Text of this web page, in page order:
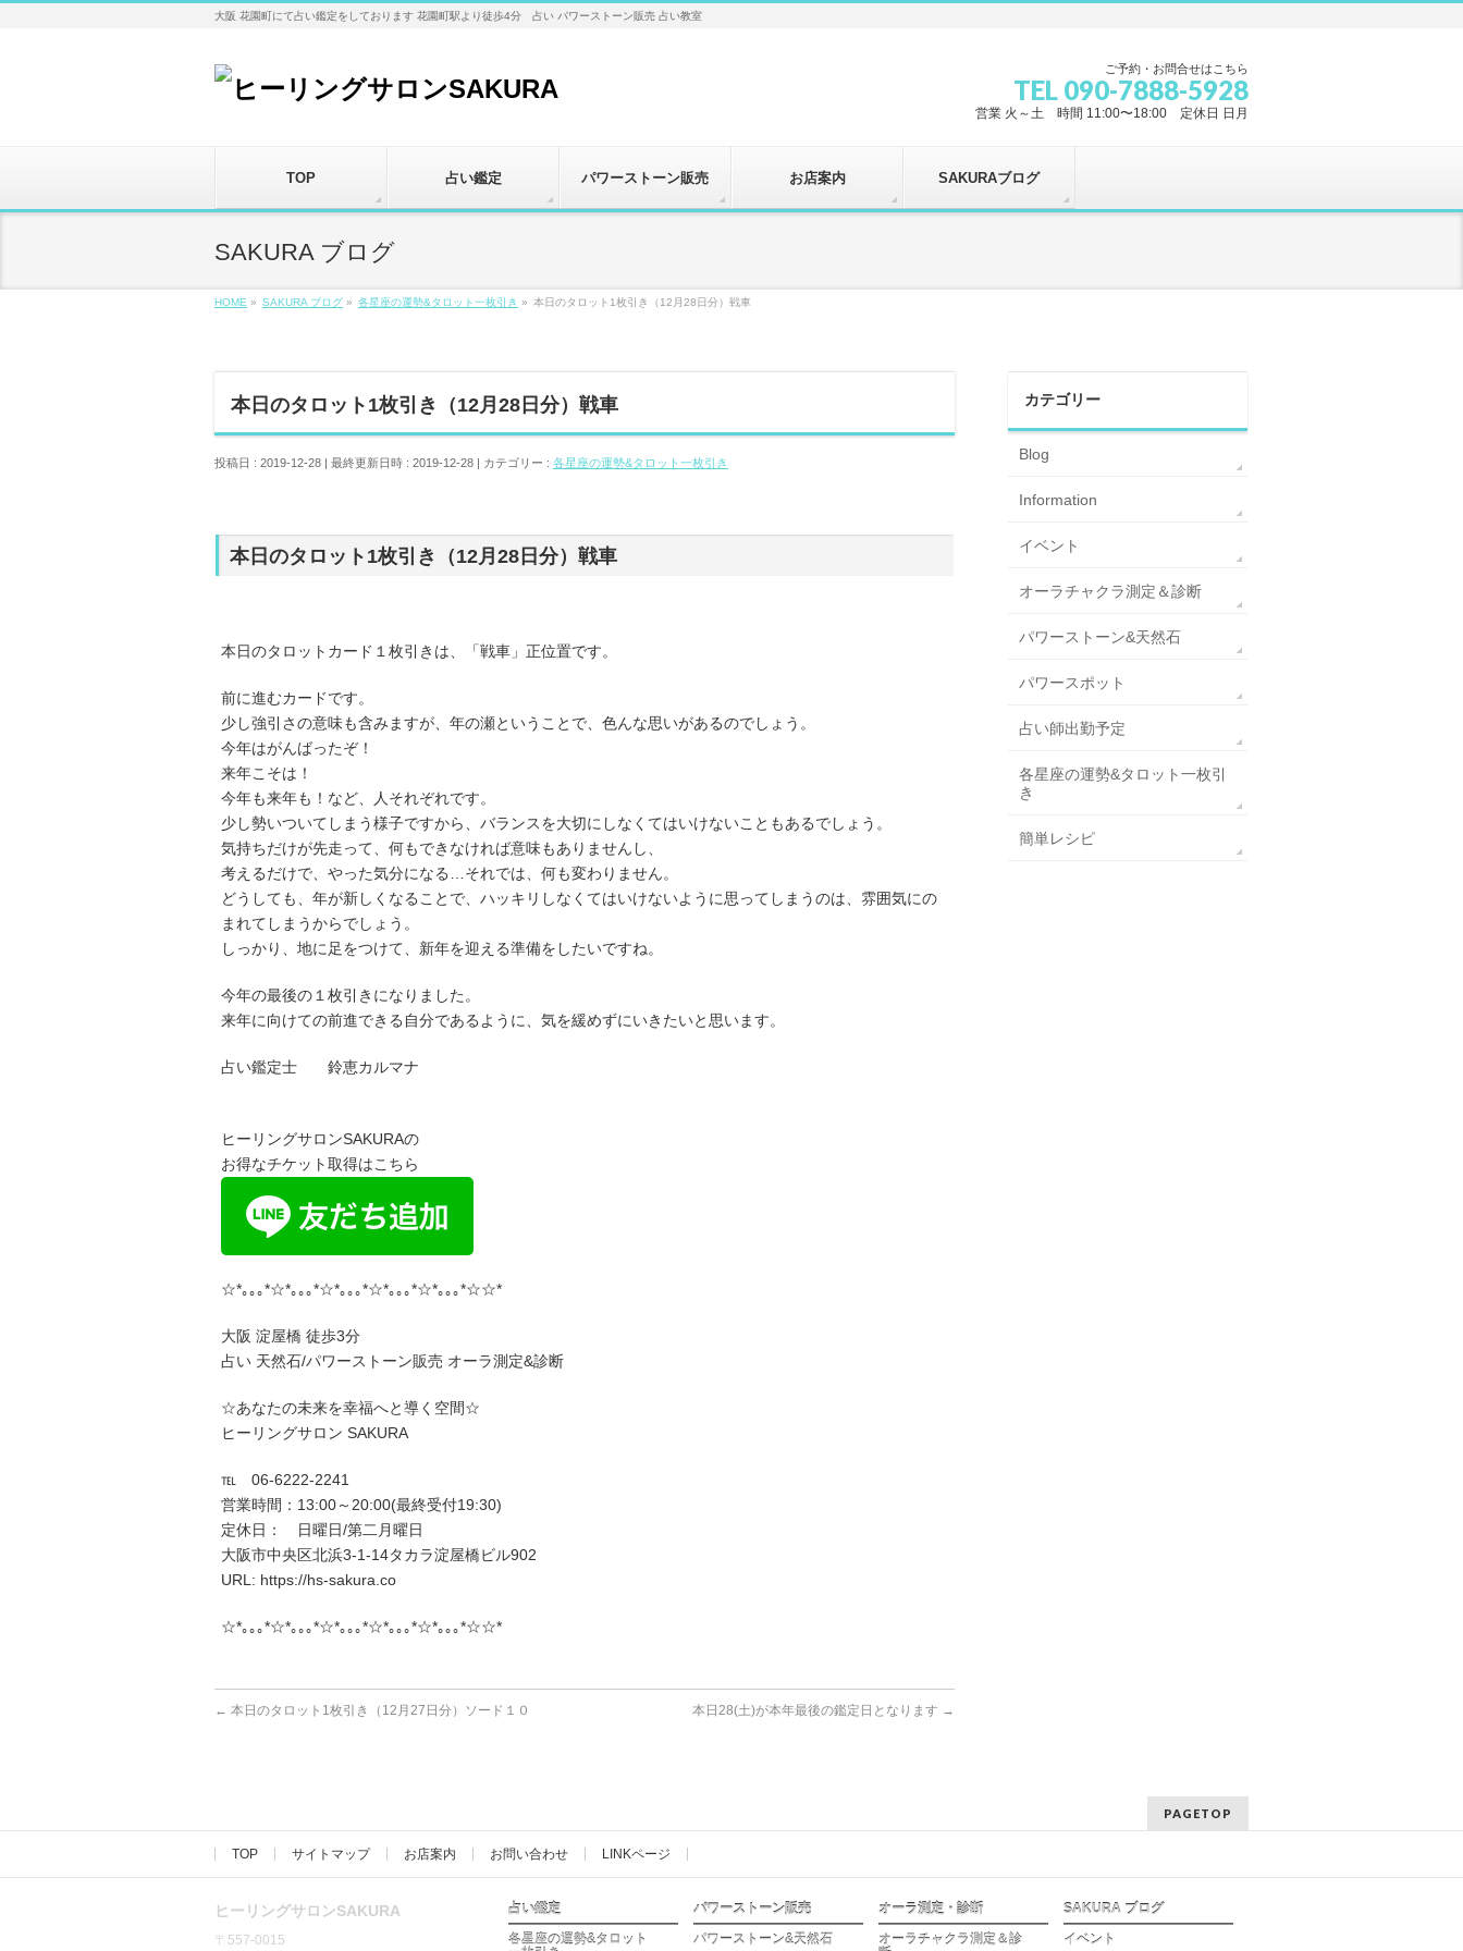
大阪 花園町にて占い鑑定をしております 花園町駅より徒歩4分 占い パワーストーン販売 占い教室
ご予約・お問合せはこちら
TEL 090-7888-5928
営業 火～土 時間 11:00〜18:00 定休日 日月
TOP 占い鑑定 パワーストーン販売 お店案内 SAKURAブログ
SAKURA ブログ
HOME » SAKURA ブログ » 各星座の運勢&タロット一枚引き » 本日のタロット1枚引き（12月28日分）戦車
本日のタロット1枚引き（12月28日分）戦車
投稿日 : 2019-12-28 最終更新日時 : 2019-12-28 カテゴリー : 各星座の運勢&タロット一枚引き
本日のタロット1枚引き（12月28日分）戦車
本日のタロットカード１枚引きは、「戦車」正位置です。
前に進むカードです。
少し強引さの意味も含みますが、年の瀬ということで、色んな思いがあるのでしょう。
今年はがんばったぞ！
来年こそは！
今年も来年も！など、人それぞれです。
少し勢いついてしまう様子ですから、バランスを大切にしなくてはいけないこともあるでしょう。
気持ちだけが先走って、何もできなければ意味もありませんし、
考えるだけで、やった気分になる…それでは、何も変わりません。
どうしても、年が新しくなることで、ハッキリしなくてはいけないように思ってしまうのは、雰囲気にの
まれてしまうからでしょう。
しっかり、地に足をつけて、新年を迎える準備をしたいですね。
今年の最後の１枚引きになりました。
来年に向けての前進できる自分であるように、気を緩めずにいきたいと思います。
占い鑑定士 鈴恵カルマナ
ヒーリングサロンSAKURAの
お得なチケット取得はこちら
☆*｡｡｡*☆*｡｡｡*☆*｡｡｡*☆*｡｡｡*☆*｡｡｡*☆☆*
大阪 淀屋橋 徒歩3分
占い 天然石/パワーストーン販売 オーラ測定&診断
☆あなたの未来を幸福へと導く空間☆
ヒーリングサロン SAKURA
℡ 06-6222-2241
営業時間：13:00～20:00(最終受付19:30)
定休日： 日曜日/第二月曜日
大阪市中央区北浜3-1-14タカラ淀屋橋ビル902
URL: https://hs-sakura.co
☆*｡｡｡*☆*｡｡｡*☆*｡｡｡*☆*｡｡｡*☆*｡｡｡*☆☆*
← 本日のタロット1枚引き（12月27日分）ソード１０ 本日28(土)が本年最後の鑑定日となります →
カテゴリー
Blog
Information
イベント
オーラチャクラ測定＆診断
パワーストーン&天然石
パワースポット
占い師出勤予定
各星座の運勢&タロット一枚引
き
簡単レシピ
PAGETOP
TOP サイトマップ お店案内 お問い合わせ LINKページ
ヒーリングサロンSAKURA
〒557-0015
占い鑑定
各星座の運勢&タロット
パワーストーン販売
パワーストーン&天然石
オーラ測定・診断
オーラチャクラ測定＆診
SAKURA ブログ
イベント